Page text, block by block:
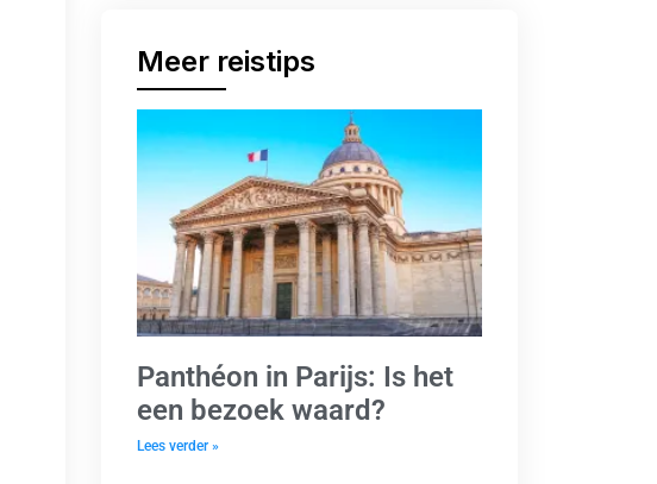
Meer reistips
Panthéon in Parijs: Is het
een bezoek waard?
Lees verder »